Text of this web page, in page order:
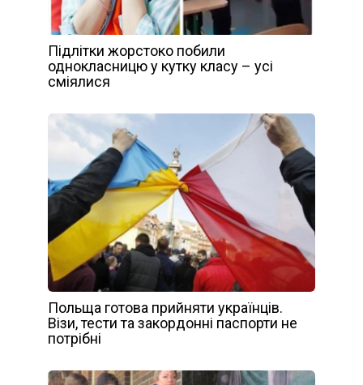
Підлітки жорстоко побили
однокласницю у кутку класу – усі
сміялися
Польща готова прийняти українців.
Візи, тести та закордонні паспорти не
потрібні